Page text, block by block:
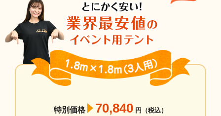
特別価格 70,840 円（税込）